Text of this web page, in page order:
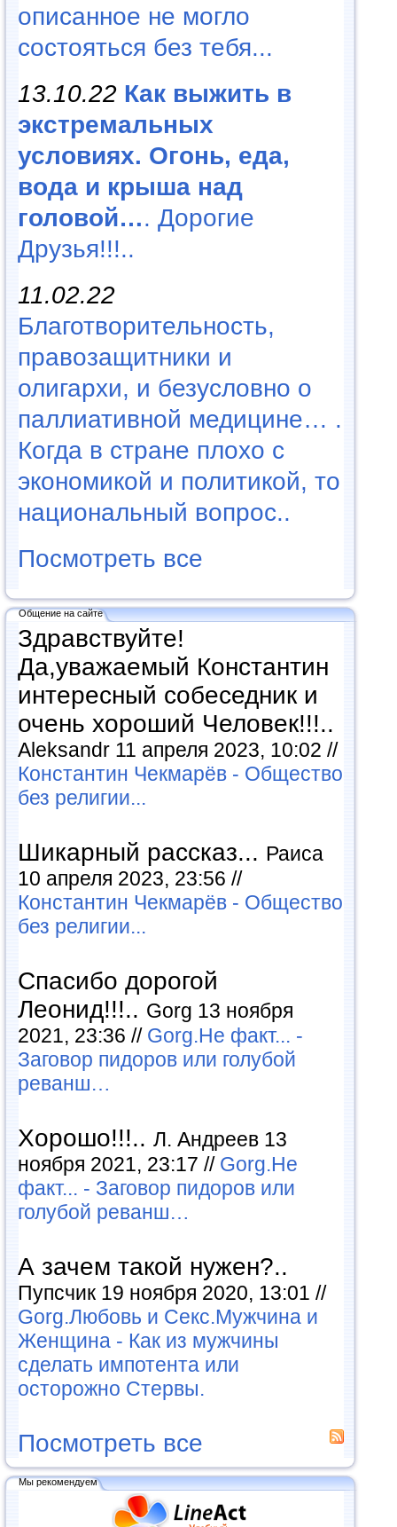
описанное не могло
состояться без тебя...
13.10.22 Как выжить в
экстремальных
условиях. Огонь, еда,
вода и крыша над
головой…. Дорогие
Друзья!!!..
11.02.22
Благотворительность,
правозащитники и
олигархи, и безусловно о
паллиативной медицине… .
Когда в стране плохо с
экономикой и политикой, то
национальный вопрос..
Посмотреть все
Общение на сайте
Здравствуйте!
Да,уважаемый Константин
интересный собеседник и
очень хороший Человек!!!..
Aleksandr 11 апреля 2023, 10:02 //
Константин Чекмарёв - Общество
без религии...
Шикарный рассказ... Раиса
10 апреля 2023, 23:56 //
Константин Чекмарёв - Общество
без религии...
Спасибо дорогой
Леонид!!!.. Gorg 13 ноября
2021, 23:36 // Gorg.Не факт... -
Заговор пидоров или голубой
реванш…
Хорошо!!!.. Л. Андреев 13
ноября 2021, 23:17 // Gorg.Не
факт... - Заговор пидоров или
голубой реванш…
А зачем такой нужен?..
Пупсчик 19 ноября 2020, 13:01 //
Gorg.Любовь и Секс.Мужчина и
Женщина - Как из мужчины
сделать импотента или
осторожно Стервы.
Посмотреть все
Мы рекомендуем